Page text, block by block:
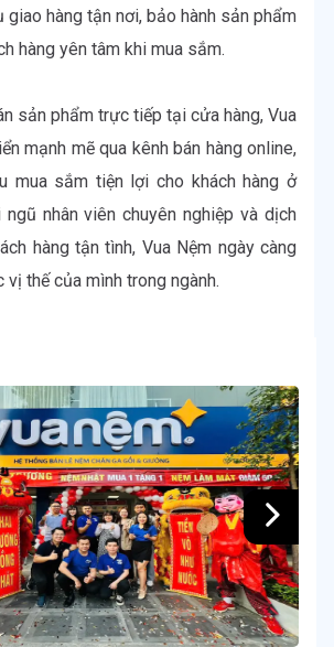
giao hàng tận nơi, bảo hành sản phẩm
hàng yên tâm khi mua sắm.
sản phẩm trực tiếp tại cửa hàng, Vua
mạnh mẽ qua kênh bán hàng online,
mua sắm tiện lợi cho khách hàng ở
nhân viên chuyên nghiệp và dịch
hàng tận tình, Vua Nệm ngày càng
thế của mình trong ngành.